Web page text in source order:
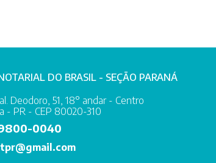
DO BRASIL - SEÇÃO PARANÁ
Deodoro, 51, 18° andar - Centro
- PR - CEP 80020-310
0040